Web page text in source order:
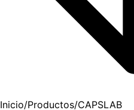
Inicio/Productos/CAPSLAB